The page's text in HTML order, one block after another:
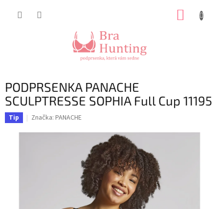
PODPRSENKA PANACHE
SCULPTRESSE SOPHIA Full Cup 11195
Tip Značka: PANACHE